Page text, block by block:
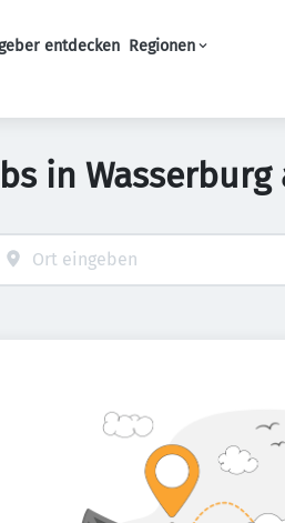
entdecken Regionen
in Wasserburg